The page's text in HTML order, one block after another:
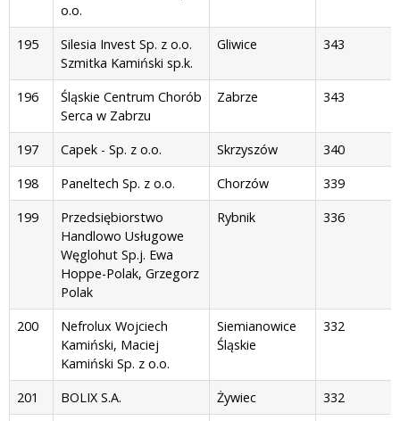
o.o.
195
Silesia Invest Sp. z o.o.
Szmitka Kamiński sp.k.
Gliwice 343
196
Śląskie Centrum Chorób
Serca w Zabrzu
Zabrze 343
197 Capek - Sp. z o.o. Skrzyszów
340
198
Paneltech Sp. z o.o. Chorzów
339
199
Przedsiębiorstwo
Handlowo Usługowe
Węglohut Sp.j. Ewa
Hoppe-Polak, Grzegorz
Polak
Rybnik 336
200
Nefrolux Wojciech
Kamiński, Maciej
Kamiński Sp. z o.o.
Siemianowice
Śląskie
332
201 BOLIX S.A. Żywiec
332